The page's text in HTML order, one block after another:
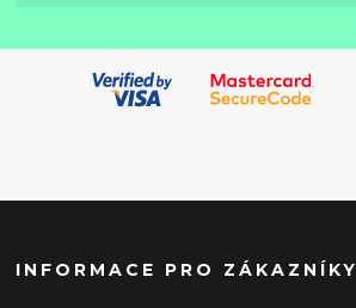
INFORMACE PRO ZÁKAZNÍKY